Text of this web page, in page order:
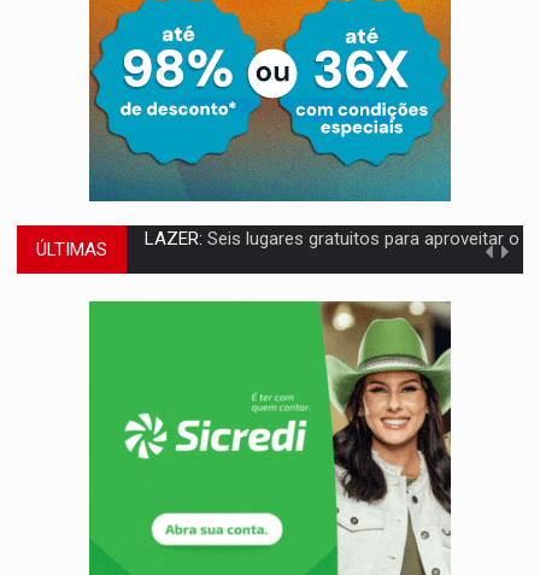
ÚLTIMAS VÍDEO:FTICCO e Força Tática prendem membro do CV com arma e drogas
INCLUSÃO:Prefeitura fortalece parceria com a APAE para ampliar ações
Exército testa inovações no combate a drones durante
TEMAS SOCIOAMBIENTAIS:Em Itapuã do Oeste, CINEMAZÔNIA leva cinema
PREVISÃO:Interior de Rondônia terá sábado (8) de calor intenso
Após quase 30 anos de espera, asfalto chega ao
A ILHA:Coreografia de Rondônia estreia na programação do Festival de